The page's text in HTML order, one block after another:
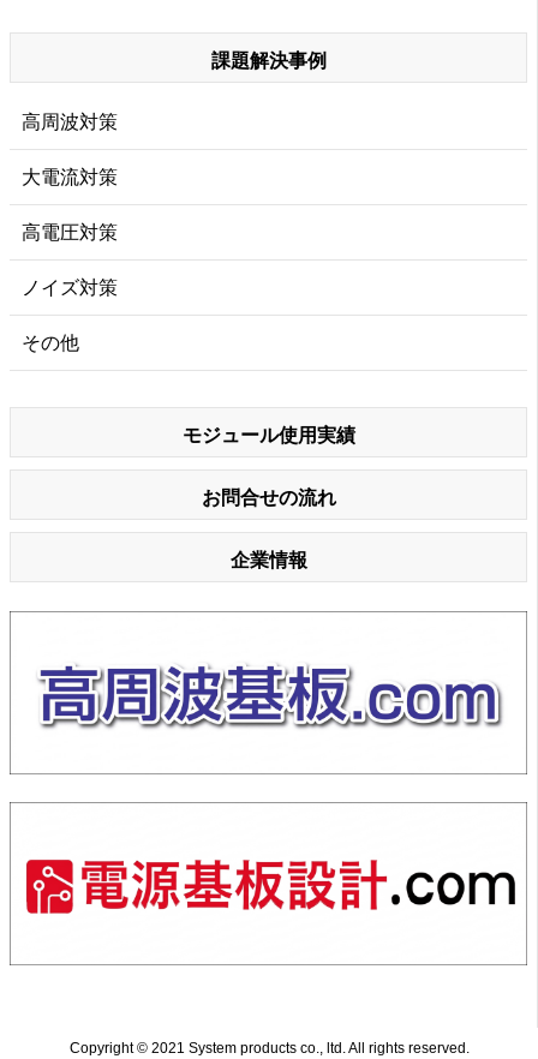
課題解決事例
高周波対策
大電流対策
高電圧対策
ノイズ対策
その他
モジュール使用実績
お問合せの流れ
企業情報
Copyright © 2021 System products co., ltd. All rights reserved.